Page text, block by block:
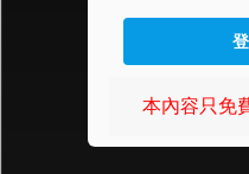
本內容只免